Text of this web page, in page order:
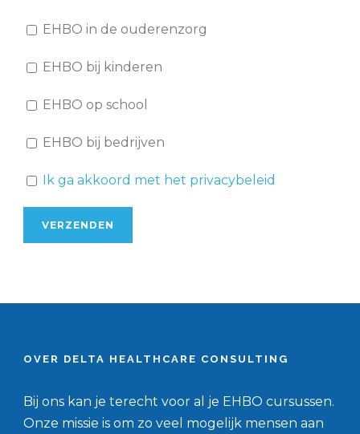
EHBO in de ouderenzorg
EHBO bij kinderen
EHBO op school
EHBO bij bedrijven
Ik ga akkoord met het privacybeleid
OVER DELTA HEALTHCARE CONSULTING
Bij ons kan je terecht voor al je EHBO cursussen.
Onze missie is om zo veel mogelijk mensen aan